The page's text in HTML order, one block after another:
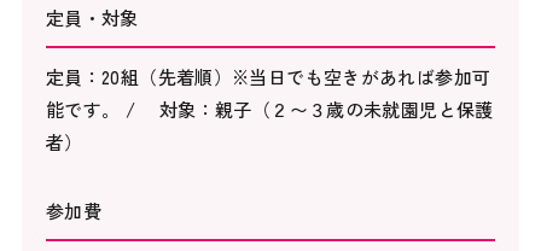
定員・対象
定員：20組（先着順）※当日でも空きがあれば参加可
能です。 / 対象：親子（２〜３歳の未就園児と保護
者）
参加費